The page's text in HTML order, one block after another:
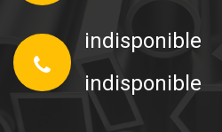
indisponible
indisponible